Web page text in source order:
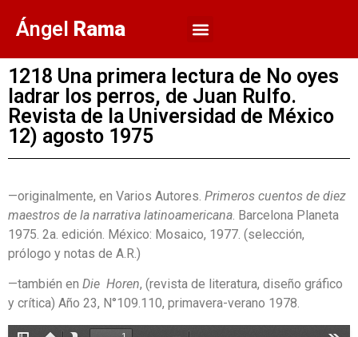
Ángel Rama
1218 Una primera lectura de No oyes
ladrar los perros, de Juan Rulfo.
Revista de la Universidad de México
12) agosto 1975
—originalmente, en Varios Autores. Primeros cuentos de diez
maestros de la narrativa latinoamericana. Barcelona Planeta
1975. 2a. edición. México: Mosaico, 1977. (selección,
prólogo y notas de A.R.)
—también en Die Horen, (revista de literatura, diseño gráfico
y crítica) Año 23, N°109.110, primavera-verano 1978.